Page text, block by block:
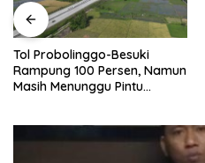
Triv Group Borong Lima
Penghargaan, Gabriel
Jadi Sorotan